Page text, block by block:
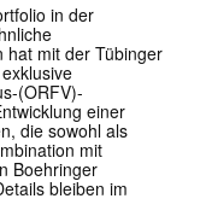
in der
hat mit der Tübinger
(ORFV)-
einer
die sowohl als
mit
Boehringer
bleiben im